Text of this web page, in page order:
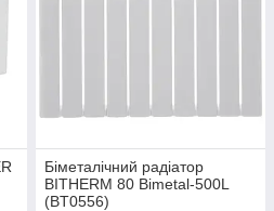
Біметалічний радіатор
BITHERM 80 Bimetal-500L
(BT0556)